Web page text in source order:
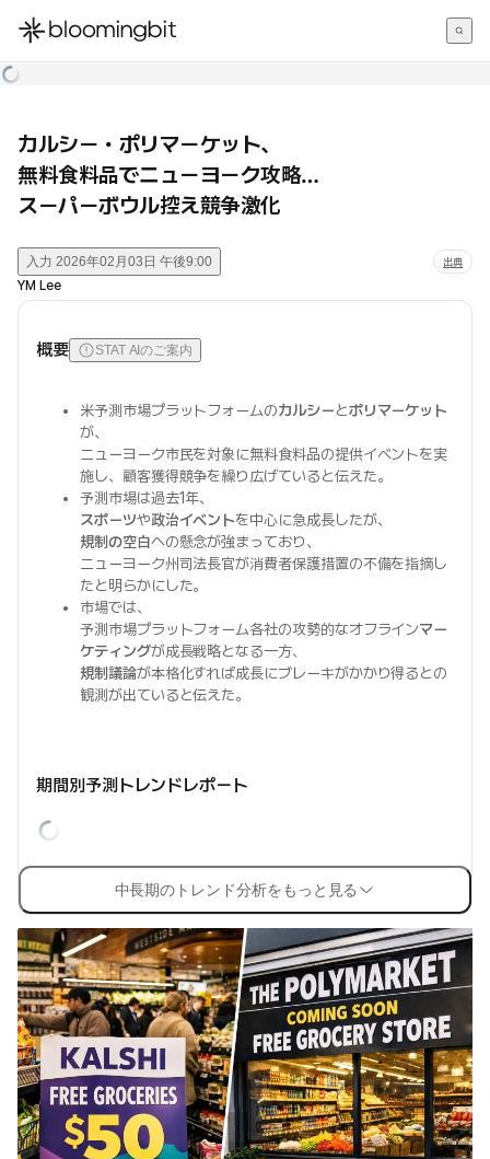
한국어
カルシー・ポリマーケット、
無料食料品でニューヨーク攻略…
スーパーボウル控え競争激化
入力 2026年02月03日 午後9:00 出典
YM Lee
概要 STAT AIのご案内
米予測市場プラットフォームのカルシーとポリマーケット
が、
ニューヨーク市民を対象に無料食料品の提供イベントを実
施し、顧客獲得競争を繰り広げていると伝えた。
予測市場は過去1年、
スポーツや政治イベントを中心に急成長したが、
規制の空白への懸念が強まっており、
ニューヨーク州司法長官が消費者保護措置の不備を指摘し
たと明らかにした。
市場では、
予測市場プラットフォーム各社の攻勢的なオフラインマー
ケティングが成長戦略となる一方、
規制議論が本格化すれば成長にブレーキがかかり得るとの
観測が出ていると伝えた。
期間別予測トレンドレポート
中長期のトレンド分析をもっと見る